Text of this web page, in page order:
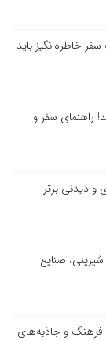
خاطره‌انگیز باید
راهنمای سفر و
صنایع
فرهنگ و جاذبه‌های